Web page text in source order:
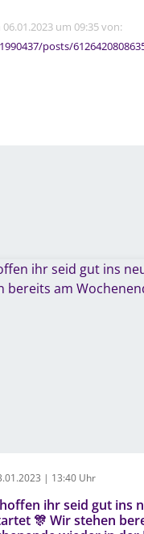
um 09:35 von:
posts/
| 13:40 Uhr
ihr seid gut ins
🎊 Wir stehen